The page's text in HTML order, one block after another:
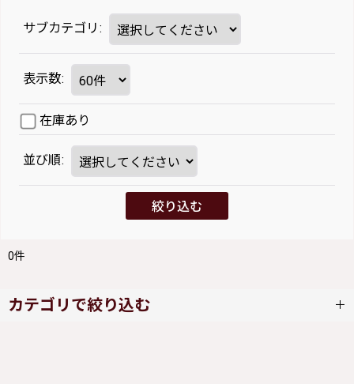
サブカテゴリ :
表示数:
在庫あり
並び順:
絞り込む
0件
カテゴリで絞り込む